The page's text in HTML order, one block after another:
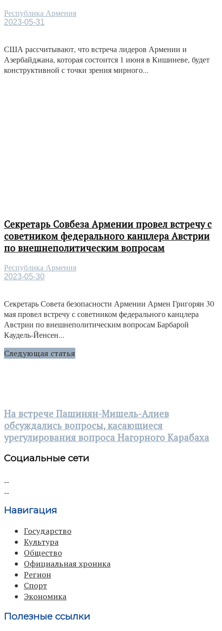
Республика Армения
2023-05-31
США рассчитывают, что встреча лидеров Армении и
Азербайджана, которая состоится 1 июня в Кишиневе, будет
конструктивной с точки зрения мирного...
Секретарь Совбеза Армении провел встречу с
советником федерального канцлера Австрии
по внешнеполитическим вопросам
Республика Армения
2023-05-30
Секретарь Совета безопасности Армении Армен Григорян 30
мая провел встречу с советником федерального канцлера
Австрии по внешнеполитическим вопросам Барбарой
Каудель-Йенсен...
Следующая статья
На встрече Пашинян-Мишель-Алиев
обсуждались вопросы, касающиеся
урегулирования вопроса Нагорного Карабаха
Социальные сети
Навигация
Государство
Культура
Общество
Официальная хроника
Регион
Спорт
Экономика
Полезные ссылки